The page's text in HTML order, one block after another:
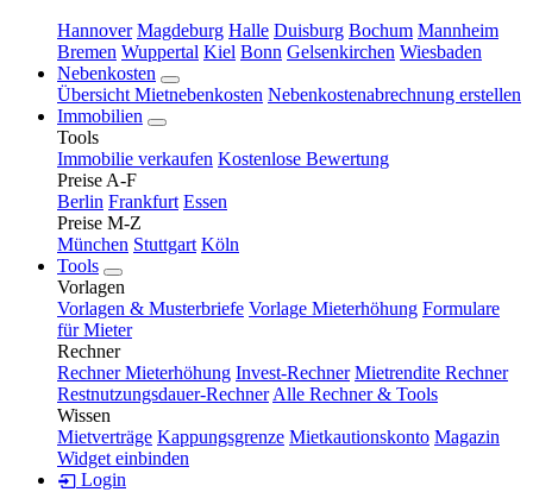
Hannover Magdeburg Halle Duisburg Bochum Mannheim
Bremen Wuppertal Kiel Bonn Gelsenkirchen Wiesbaden
Nebenkosten
Übersicht Mietnebenkosten Nebenkostenabrechnung erstellen
Immobilien
Tools
Immobilie verkaufen Kostenlose Bewertung
Preise A-F
Berlin Frankfurt Essen
Preise M-Z
München Stuttgart Köln
Tools
Vorlagen
Vorlagen & Musterbriefe Vorlage Mieterhöhung Formulare
für Mieter
Rechner
Rechner Mieterhöhung Invest-Rechner Mietrendite Rechner
Restnutzungsdauer-Rechner Alle Rechner & Tools
Wissen
Mietverträge Kappungsgrenze Mietkautionskonto Magazin
Widget einbinden
Login